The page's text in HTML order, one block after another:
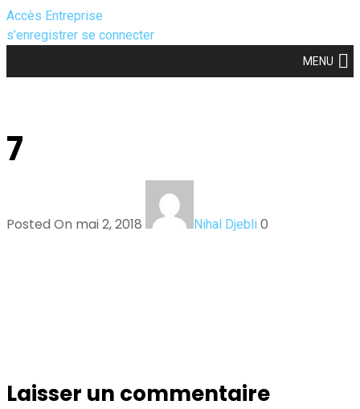
Accès Entreprise
s’enregistrer se connecter
MENU
7
Posted On mai 2, 2018 Nihal Djebli 0
Laisser un commentaire